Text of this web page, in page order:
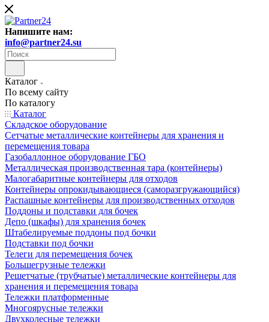
Напишите нам:
info@partner24.su
Каталог
По всему сайту
По каталогу
Каталог
Складское оборудование
Сетчатые металлические контейнеры для хранения и
перемещения товара
Газобаллонное оборудование ГБО
Металлическая производственная тара (контейнеры)
Малогабаритные контейнеры для отходов
Контейнеры опрокидывающиеся (саморазгружающийся)
Распашные контейнеры для производственных отходов
Поддоны и подставки для бочек
Депо (шкафы) для хранения бочек
Штабелируемые поддоны под бочки
Подставки под бочки
Телеги для перемещения бочек
Большегрузные тележки
Решетчатые (трубчатые) металлические контейнеры для
хранения и перемещения товара
Тележки платформенные
Многоярусные тележки
Двухколесные тележки